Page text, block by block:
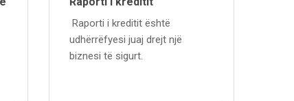
Raporti i kreditit është
udhërrëfyesi juaj drejt një
biznesi të sigurt.